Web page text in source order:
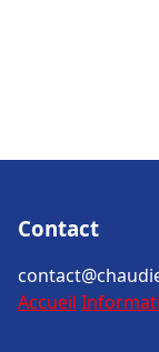
Contact
Accueil